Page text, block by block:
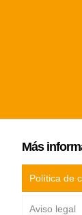
Más
Política de
Aviso legal